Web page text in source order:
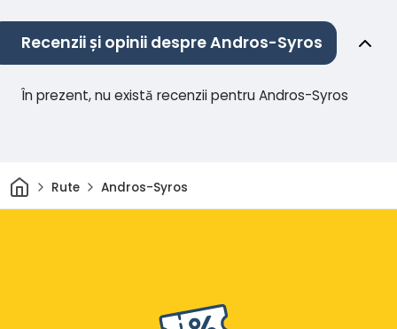
Recenzii și opinii despre Andros-Syros
În prezent, nu există recenzii pentru Andros-Syros
AcasăRute Andros-Syros